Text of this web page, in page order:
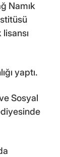
Namık
yaptı.
Sosyal